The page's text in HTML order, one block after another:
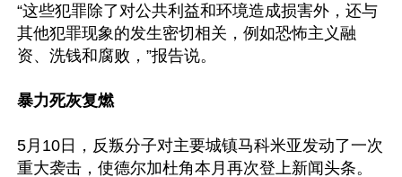
“这些犯罪除了对公共利益和环境造成损害外，还与
其他犯罪现象的发生密切相关，例如恐怖主义融
资、洗钱和腐败，”报告说。
暴力死灰复燃
5月10日，反叛分子对主要城镇马科米亚发动了一次
重大袭击，使德尔加杜角本月再次登上新闻头条。